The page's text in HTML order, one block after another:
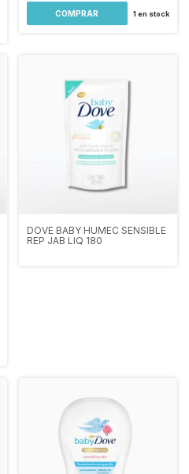
1 en stock
DOVE BABY HUMEC SENSIBLE
REP JAB LIQ 180